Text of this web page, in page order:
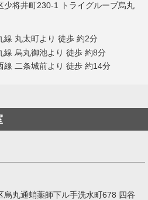
少将井町230-1 トライグループ烏丸
線 丸太町より 徒歩 約2分
線 烏丸御池より 徒歩 約8分
線 二条城前より 徒歩 約14分
烏丸通蛸薬師下ル手洗水町678 四谷